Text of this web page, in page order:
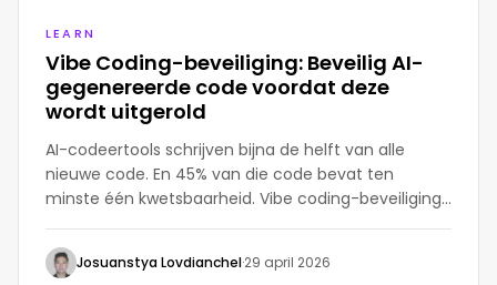
LEARN
Vibe Coding-beveiliging: Beveilig AI-
gegenereerde code voordat deze
wordt uitgerold
AI-codeertools schrijven bijna de helft van alle
nieuwe code. En 45% van die code bevat ten
minste één kwetsbaarheid. Vibe coding-beveiliging
is de praktijk van het beveiligen van software die
door AI is gemaakt — het detecteren, prioriteren en
verhelpen van risico's voordat ze de productie
Josuanstya Lovdianchel·29 april 2026